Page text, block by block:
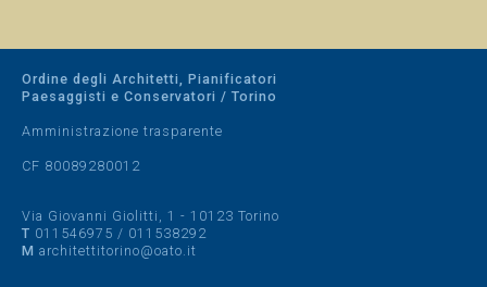
Ordine degli Architetti, Pianificatori
Paesaggisti e Conservatori / Torino
Amministrazione trasparente
CF 80089280012
Via Giovanni Giolitti, 1 - 10123 Torino
T 011546975 / 011538292
M architettitorino@oato.it